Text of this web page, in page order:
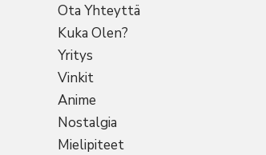
Ota Yhteyttä
Kuka Olen?
Yritys
Vinkit
Anime
Nostalgia
Mielipiteet